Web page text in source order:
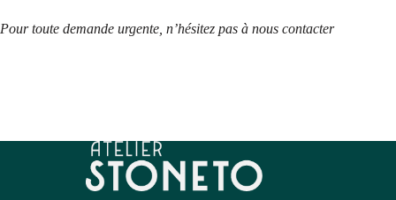
Pour toute demande urgente, n’hésitez pas à nous contacter